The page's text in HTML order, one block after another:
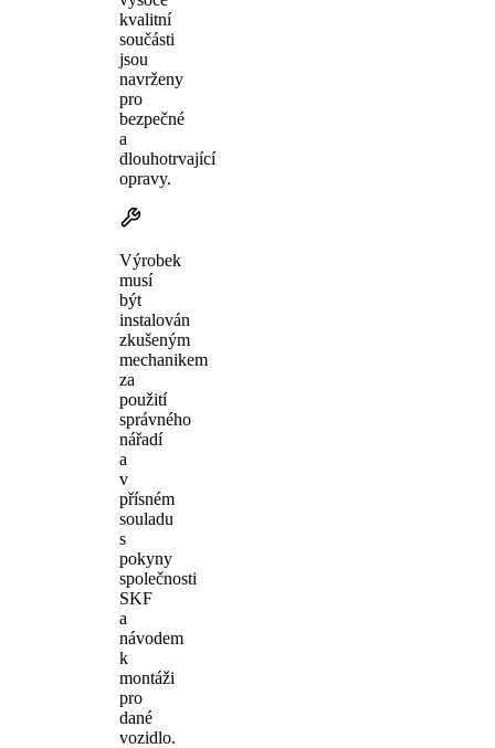
kvalitní
součásti
jsou
navrženy
pro
bezpečné
a
dlouhotrvající
opravy.
Výrobek
musí
být
instalován
zkušeným
mechanikem
za
použití
správného
nářadí
a
v
přísném
souladu
s
pokyny
společnosti
SKF
a
návodem
k
montáži
pro
dané
vozidlo.